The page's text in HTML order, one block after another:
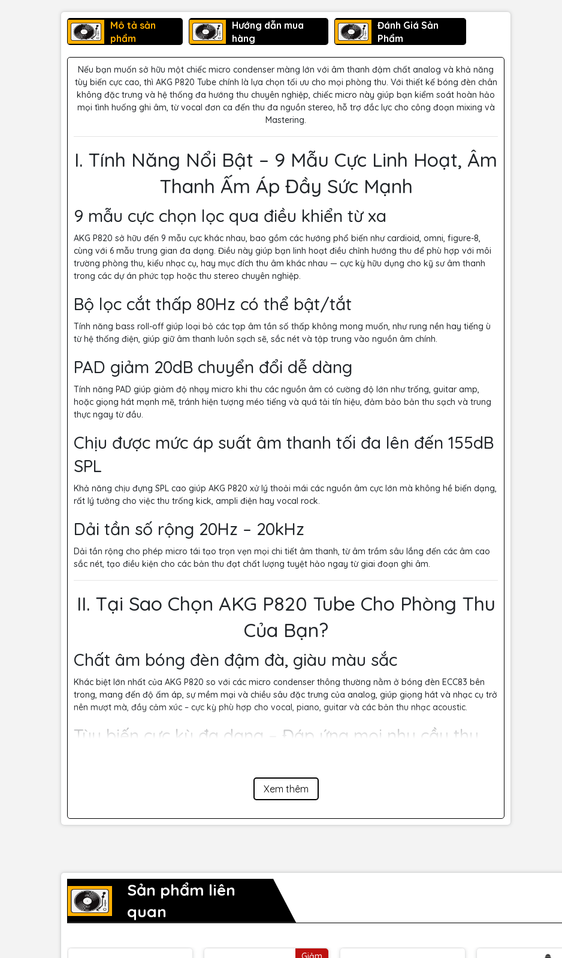
Mô tả sản
phẩm
Hướng dẫn mua
hàng
Đánh Giá Sản
Phẩm
Nếu bạn muốn sở hữu một chiếc micro condenser màng lớn với âm thanh đậm chất analog và khả năng
tùy biến cực cao, thì AKG P820 Tube chính là lựa chọn tối ưu cho mọi phòng thu. Với thiết kế bóng đèn chân
không đặc trưng và hệ thống đa hướng thu chuyên nghiệp, chiếc micro này giúp bạn kiểm soát hoàn hảo
mọi tình huống ghi âm, từ vocal đơn ca đến thu đa nguồn stereo, hỗ trợ đắc lực cho công đoạn mixing và
Mastering.
I. Tính Năng Nổi Bật – 9 Mẫu Cực Linh Hoạt, Âm
Thanh Ấm Áp Đầy Sức Mạnh
9 mẫu cực chọn lọc qua điều khiển từ xa
AKG P820 sở hữu đến 9 mẫu cực khác nhau, bao gồm các hướng phổ biến như cardioid, omni, figure-8,
cùng với 6 mẫu trung gian đa dạng. Điều này giúp bạn linh hoạt điều chỉnh hướng thu để phù hợp với môi
trường phòng thu, kiểu nhạc cụ, hay mục đích thu âm khác nhau — cực kỳ hữu dụng cho kỹ sư âm thanh
trong các dự án phức tạp hoặc thu stereo chuyên nghiệp.
Bộ lọc cắt thấp 80Hz có thể bật/tắt
Tính năng bass roll-off giúp loại bỏ các tạp âm tần số thấp không mong muốn, như rung nền hay tiếng ù
từ hệ thống điện, giúp giữ âm thanh luôn sạch sẽ, sắc nét và tập trung vào nguồn âm chính.
PAD giảm 20dB chuyển đổi dễ dàng
Tính năng PAD giúp giảm độ nhạy micro khi thu các nguồn âm có cường độ lớn như trống, guitar amp,
hoặc giọng hát mạnh mẽ, tránh hiện tượng méo tiếng và quá tải tín hiệu, đảm bảo bản thu sạch và trung
thực ngay từ đầu.
Chịu được mức áp suất âm thanh tối đa lên đến 155dB
SPL
Khả năng chịu đựng SPL cao giúp AKG P820 xử lý thoải mái các nguồn âm cực lớn mà không hề biến dạng,
rất lý tưởng cho việc thu trống kick, ampli điện hay vocal rock.
Dải tần số rộng 20Hz – 20kHz
Dải tần rộng cho phép micro tái tạo trọn vẹn mọi chi tiết âm thanh, từ âm trầm sâu lắng đến các âm cao
sắc nét, tạo điều kiện cho các bản thu đạt chất lượng tuyệt hảo ngay từ giai đoạn ghi âm.
II. Tại Sao Chọn AKG P820 Tube Cho Phòng Thu
Của Bạn?
Chất âm bóng đèn đậm đà, giàu màu sắc
Khác biệt lớn nhất của AKG P820 so với các micro condenser thông thường nằm ở bóng đèn ECC83 bên
trong, mang đến độ ấm áp, sự mềm mại và chiều sâu đặc trưng của analog, giúp giọng hát và nhạc cụ trở
nên mượt mà, đầy cảm xúc – cực kỳ phù hợp cho vocal, piano, guitar và các bản thu nhạc acoustic.
Tùy biến cực kỳ đa dạng – Đáp ứng mọi nhu cầu thu
Với 9 mẫu cực thu linh hoạt, micro AKG P820 có thể xử lý nhiều tình huống phức tạp: thu solo, thu đa hướng,
thu song ca, thu stereo mid/side... giúp các kỹ sư âm thanh tự do sáng tạo và tối ưu không gian âm học
III. Đánh Giá Chuyên Gia – Kinh Nghiệm Thực Tế
Xem thêm
Sản phẩm liên
quan